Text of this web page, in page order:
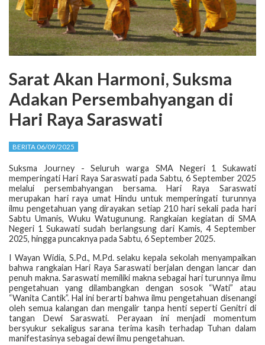
Sarat Akan Harmoni, Suksma
Adakan Persembahyangan di
Hari Raya Saraswati
BERITA 06/09/2025
Suksma Journey - Seluruh warga SMA Negeri 1 Sukawati
memperingati Hari Raya Saraswati pada Sabtu, 6 September 2025
melalui persembahyangan bersama. Hari Raya Saraswati
merupakan hari raya umat Hindu untuk memperingati turunnya
ilmu pengetahuan yang dirayakan setiap 210 hari sekali pada hari
Sabtu Umanis, Wuku Watugunung. Rangkaian kegiatan di SMA
Negeri 1 Sukawati sudah berlangsung dari Kamis, 4 September
2025, hingga puncaknya pada Sabtu, 6 September 2025.
I Wayan Widia, S.Pd., M.Pd. selaku kepala sekolah menyampaikan
bahwa rangkaian Hari Raya Saraswati berjalan dengan lancar dan
penuh makna. Saraswati memiliki makna sebagai hari turunnya ilmu
pengetahuan yang dilambangkan dengan sosok “Wati” atau
“Wanita Cantik”. Hal ini berarti bahwa ilmu pengetahuan disenangi
oleh semua kalangan dan mengalir tanpa henti seperti Genitri di
tangan Dewi Saraswati. Perayaan ini menjadi momentum
bersyukur sekaligus sarana terima kasih terhadap Tuhan dalam
manifestasinya sebagai dewi ilmu pengetahuan.